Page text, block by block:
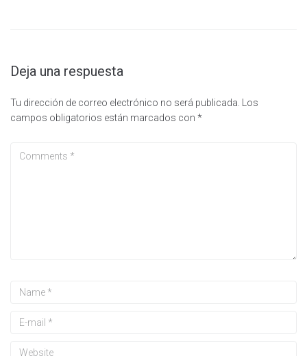
Deja una respuesta
Tu dirección de correo electrónico no será publicada.
Los
campos obligatorios están marcados con *